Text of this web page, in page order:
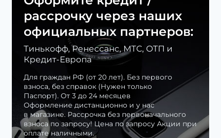
рассрочку через наших
официальных партнеров:
Тинькофф, Ренессанс, МТС, ОТП и
Кредит-Европа
Для граждан РФ (от 20 лет). Без первого
взноса, без справок (Нужен только
Паспорт). От 3 до 24 месяцев
Оформление дистанционно и у нас
в магазине. Рассрочка без первоначального
взноса по запросу! Цена по запросу Акции при
оплате наличными.